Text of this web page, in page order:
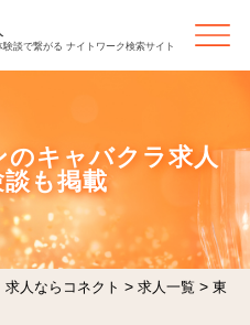
験談で繋がる ナイトワーク検索サイト
のキャバクラ求人
も掲載
人ならコネクト > 求人一覧 > 東